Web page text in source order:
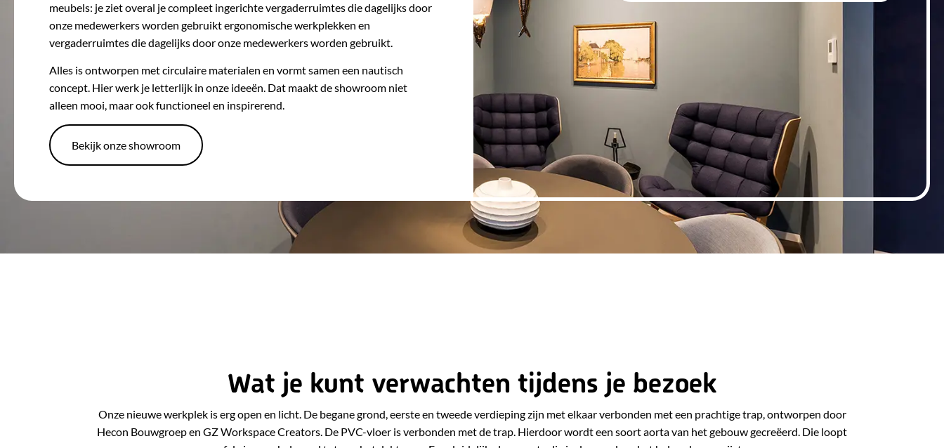
meubels: je ziet overal je compleet ingerichte vergaderruimtes die dagelijks door
onze medewerkers worden gebruikt ergonomische werkplekken en
vergaderruimtes die dagelijks door onze medewerkers worden gebruikt.
Alles is ontworpen met circulaire materialen en vormt samen een nautisch
concept. Hier werk je letterlijk in onze ideeën. Dat maakt de showroom niet
alleen mooi, maar ook functioneel en inspirerend.
Bekijk onze showroom
Wat je kunt verwachten tijdens je bezoek
Onze nieuwe werkplek is erg open en licht. De begane grond, eerste en tweede verdieping zijn met elkaar verbonden met een prachtige trap, ontworpen door
Hecon Bouwgroep en GZ Workspace Creators. De PVC-vloer is verbonden met de trap. Hierdoor wordt een soort aorta van het gebouw gecreëerd. Die loopt